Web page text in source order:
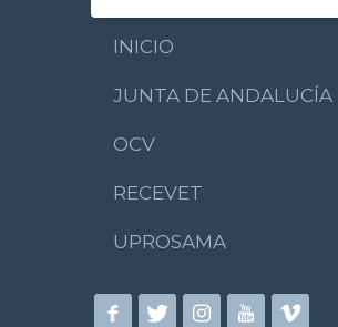
INICIO
JUNTA DE ANDALUCÍA
OCV
RECEVET
UPROSAMA